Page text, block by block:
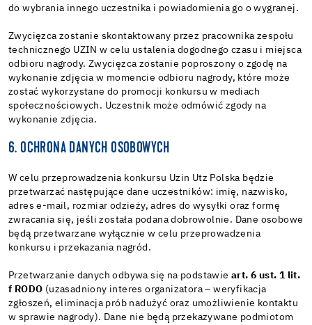
do wybrania innego uczestnika i powiadomienia go o wygranej.
Zwycięzca zostanie skontaktowany przez pracownika zespołu
technicznego UZIN w celu ustalenia dogodnego czasu i miejsca
odbioru nagrody. Zwycięzca zostanie poproszony o zgodę na
wykonanie zdjęcia w momencie odbioru nagrody, które może
zostać wykorzystane do promocji konkursu w mediach
społecznościowych. Uczestnik może odmówić zgody na
wykonanie zdjęcia.
6. OCHRONA DANYCH OSOBOWYCH
W celu przeprowadzenia konkursu Uzin Utz Polska będzie
przetwarzać następujące dane uczestników: imię, nazwisko,
adres e-mail, rozmiar odzieży, adres do wysyłki oraz formę
zwracania się, jeśli została podana dobrowolnie. Dane osobowe
będą przetwarzane wyłącznie w celu przeprowadzenia
konkursu i przekazania nagród.
Przetwarzanie danych odbywa się na podstawie art. 6 ust. 1 lit.
f RODO (uzasadniony interes organizatora – weryfikacja
zgłoszeń, eliminacja prób nadużyć oraz umożliwienie kontaktu
w sprawie nagrody). Dane nie będą przekazywane podmiotom